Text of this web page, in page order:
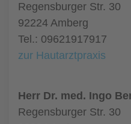
Regensburger Str. 30
92224 Amberg
Tel.: 09621917917
zur Hautarztpraxis
Herr Dr. med. Ingo
Regensburger Str. 30